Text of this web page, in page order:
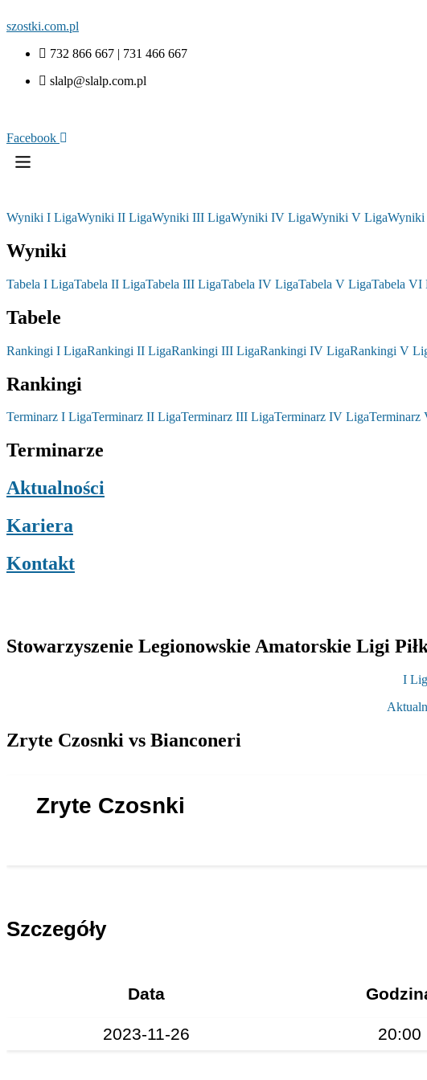
szostki.com.pl
732 866 667 | 731 466 667
slalp@slalp.com.pl
Facebook
Wyniki I LigaWyniki II LigaWyniki III LigaWyniki IV LigaWyniki V Liga
Wyniki
Tabela I LigaTabela II LigaTabela III LigaTabela IV LigaTabela V LigaTabela VI
Tabele
Rankingi I LigaRankingi II LigaRankingi III LigaRankingi IV LigaRankingi V
Rankingi
Terminarz I LigaTerminarz II LigaTerminarz III LigaTerminarz IV LigaTerminarz
Terminarze
Aktualności
Kariera
Kontakt
Stowarzyszenie Legionowskie Amatorskie Ligi
I
Zryte Czosnki vs Bianconeri
Zryte Czosnki
Szczegóły
Data
2023-11-26 20:00